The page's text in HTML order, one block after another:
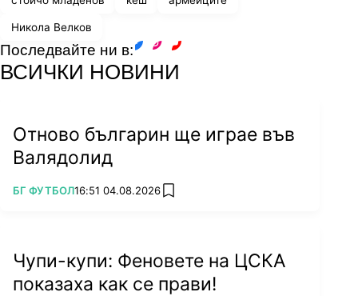
Никола Велков
Последвайте ни в:
ВСИЧКИ НОВИНИ
Отново българин ще играе във
Валядолид
ПОВЕЧЕ ОТ
БГ ФУТБОЛ16:51 04.08.2026 add favorites
Чупи-купи: Феновете на ЦСКА
показаха как се прави!